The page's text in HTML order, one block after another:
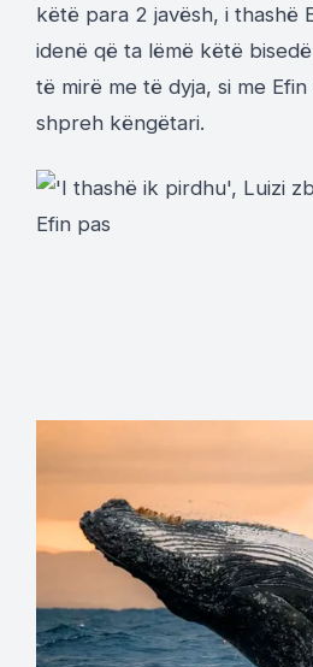
këtë para 2 javësh, i thashë
idenë që ta lëmë këtë
të mirë me të dyja, si me Efin
shpreh këngëtari.